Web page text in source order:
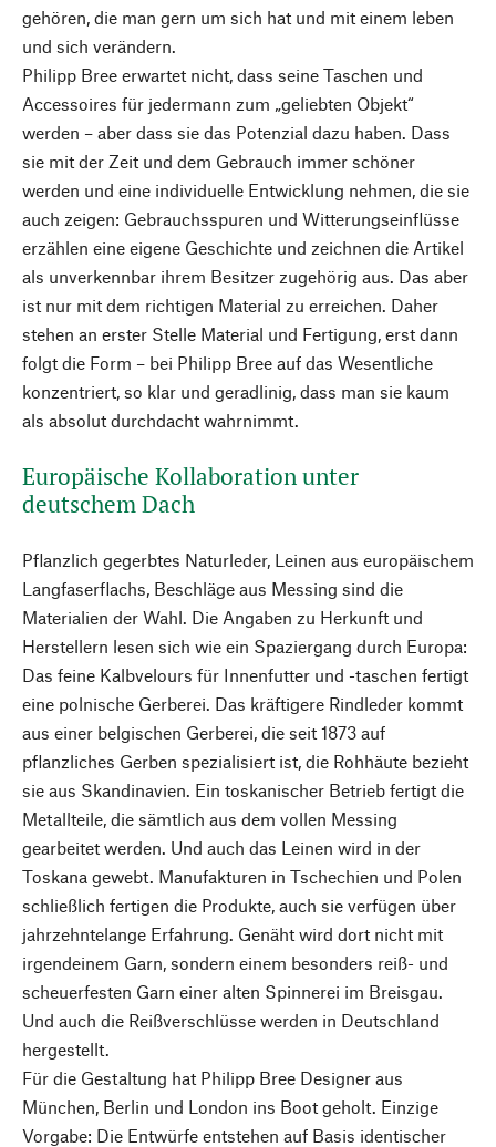
gehören, die man gern um sich hat und mit einem leben
und sich verändern.
Philipp Bree erwartet nicht, dass seine Taschen und
Accessoires für jedermann zum „geliebten Objekt“
werden – aber dass sie das Potenzial dazu haben. Dass
sie mit der Zeit und dem Gebrauch immer schöner
werden und eine individuelle Entwicklung nehmen, die sie
auch zeigen: Gebrauchsspuren und Witterungseinflüsse
erzählen eine eigene Geschichte und zeichnen die Artikel
als unverkennbar ihrem Besitzer zugehörig aus. Das aber
ist nur mit dem richtigen Material zu erreichen. Daher
stehen an erster Stelle Material und Fertigung, erst dann
folgt die Form – bei Philipp Bree auf das Wesentliche
konzentriert, so klar und geradlinig, dass man sie kaum
als absolut durchdacht wahrnimmt.
Europäische Kollaboration unter
deutschem Dach
Pflanzlich gegerbtes Naturleder, Leinen aus europäischem
Langfaserflachs, Beschläge aus Messing sind die
Materialien der Wahl. Die Angaben zu Herkunft und
Herstellern lesen sich wie ein Spaziergang durch Europa:
Das feine Kalbvelours für Innenfutter und -taschen fertigt
eine polnische Gerberei. Das kräftigere Rindleder kommt
aus einer belgischen Gerberei, die seit 1873 auf
pflanzliches Gerben spezialisiert ist, die Rohhäute bezieht
sie aus Skandinavien. Ein toskanischer Betrieb fertigt die
Metallteile, die sämtlich aus dem vollen Messing
gearbeitet werden. Und auch das Leinen wird in der
Toskana gewebt. Manufakturen in Tschechien und Polen
schließlich fertigen die Produkte, auch sie verfügen über
jahrzehntelange Erfahrung. Genäht wird dort nicht mit
irgendeinem Garn, sondern einem besonders reiß- und
scheuerfesten Garn einer alten Spinnerei im Breisgau.
Und auch die Reißverschlüsse werden in Deutschland
hergestellt.
Für die Gestaltung hat Philipp Bree Designer aus
München, Berlin und London ins Boot geholt. Einzige
Vorgabe: Die Entwürfe entstehen auf Basis identischer